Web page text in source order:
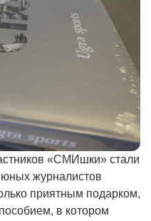
«СМИшки» стали
журналистов
приятным подарком,
в котором